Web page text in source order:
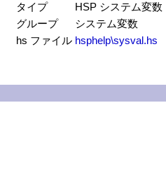
タイプ
HSP システム変数
グループ
システム変数
hs ファイル hsphelp\sysval.hs